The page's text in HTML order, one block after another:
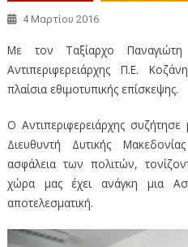
4 Μαρτίου 2016
Με τον Ταξίαρχο
Αντιπεριφερειάρχης Π.Ε.
πλαίσια εθιμοτυπικής επίσκεψης.
Ο Αντιπεριφερειάρχης
Διευθυντή Δυτικής
ασφάλεια των πολιτών,
χώρα μας έχει ανάγκη μια
αποτελεσματική.